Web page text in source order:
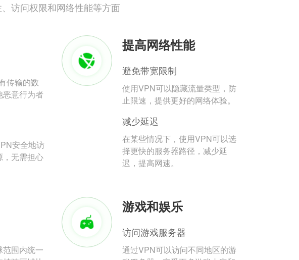
访问权限和网络性能等方面
传输的数
恶意行为者
安全地访
，无需担心
提高网络性能
避免带宽限制
使用VPN可以隐藏流量类型，防
止限速，提供更好的网络体验。
减少延迟
在某些情况下，使用VPN可以选
择更快的服务器路径，减少延
迟，提高网速。
范围内统一
游戏和娱乐
访问游戏服务器
通过VPN可以访问不同地区的游